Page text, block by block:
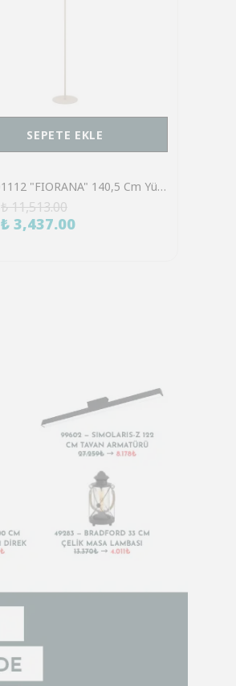
SEPETE EKLE
Eglo 901112 "FIORANA" 140,5 Cm Yüksekliğinde Çelik Köşe Lambası Lambader
₺ 11,513.00
₺ 3,437.00